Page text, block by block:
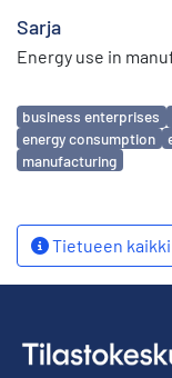
Sarja
Energy use in
Avainsanat
business enterprises
energy consumption
manufacturing
Tietueen